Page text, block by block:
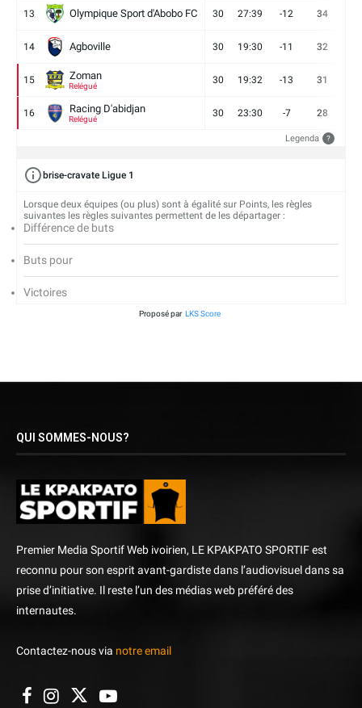
13 Olympique Sport d'Abobo FC 30 27:39 -12 34
14 Agboville 30 19:30 -11 32
15 Zoman
Relégué
30 19:32 -13 31
16 Racing D'abidjan
Relégué
30 23:30 -7 28
Legenda ?
brise-cravate Ligue 1
Lorsque deux équipes (ou plus) sont à égalité sur Points, les règles
suivantes les règles suivantes permettent de les départager :
Différence de buts
Buts pour
Victoires
Proposé par LKS Score
QUI SOMMES-NOUS?
Premier Media Sportif Web ivoirien, LE KPAKPATO SPORTIF est
reconnu pour son esprit avant-gardiste dans l’audiovisuel dans sa
prise d’initiative. Il reste l’un des médias web préféré des
internautes.
Contactez-nous via notre email